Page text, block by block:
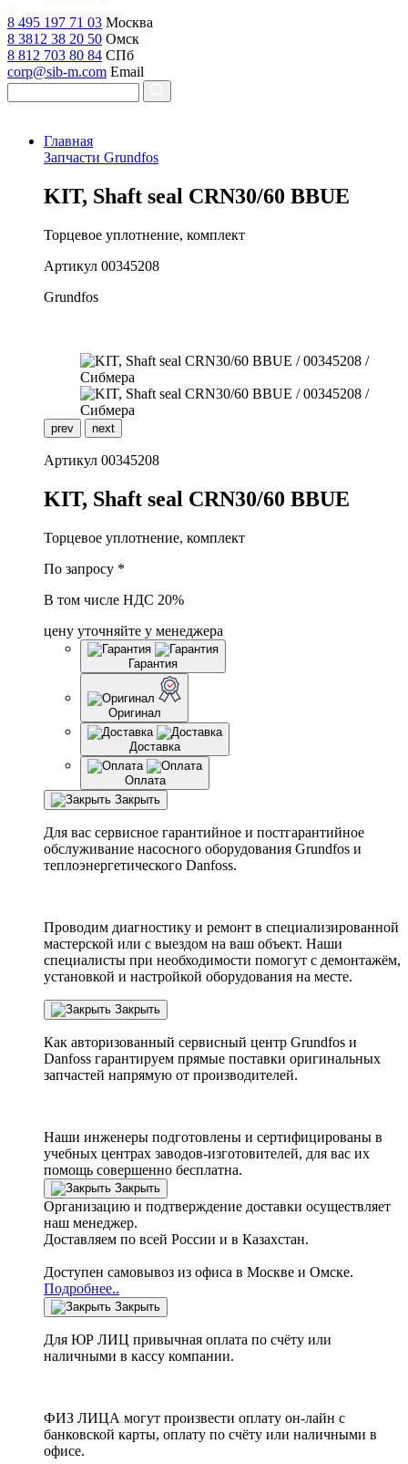
8 495 197 71 03 Москва
8 3812 38 20 50 Омск
8 812 703 80 84 СПб
corp@sib-m.com Email
Главная
Запчасти Grundfos
KIT, Shaft seal CRN30/60 BBUE
Торцевое уплотнение, комплект
Артикул 00345208
Grundfos
prev next
Артикул 00345208
KIT, Shaft seal CRN30/60 BBUE
Торцевое уплотнение, комплект
По запросу *
В том числе НДС 20%
цену уточняйте у менеджера
Гарантия
Оригинал
Доставка
Оплата
Закрыть
Для вас сервисное гарантийное и постгарантийное
обслуживание насосного оборудования Grundfos и
теплоэнергетического Danfoss.
Проводим диагностику и ремонт в специализированной
мастерской или с выездом на ваш объект. Наши
специалисты при необходимости помогут с демонтажём,
установкой и настройкой оборудования на месте.
Закрыть
Как авторизованный сервисный центр Grundfos и
Danfoss гарантируем прямые поставки оригинальных
запчастей напрямую от производителей.
Наши инженеры подготовлены и сертифицированы в
учебных центрах заводов-изготовителей, для вас их
помощь совершенно бесплатна.
Закрыть
Организацию и подтверждение доставки осуществляет
наш менеджер.
Доставляем по всей России и в Казахстан.
Доступен самовывоз из офиса в Москве и Омске.
Подробнее..
Закрыть
Для ЮР ЛИЦ привычная оплата по счёту или
наличными в кассу компании.
ФИЗ ЛИЦА могут произвести оплату он-лайн с
банковской карты, оплату по счёту или наличными в
офисе.